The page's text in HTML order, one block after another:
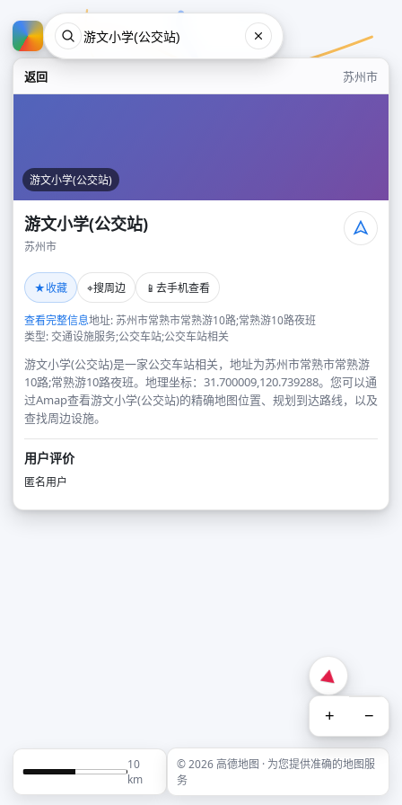
返回 苏州市
游文小学(公交站)
游文小学(公交站)
苏州市
★收藏 ⌖搜周边 📱 去手机查看
查看完整信息地址: 苏州市常熟市常熟游10路;常熟游10路夜班
类型: 交通设施服务;公交车站;公交车站相关
游文小学(公交站)是一家公交车站相关，地址为苏州市常熟市常熟游
10路;常熟游10路夜班。地理坐标：31.700009,120.739288。您可以通
过Amap查看游文小学(公交站)的精确地图位置、规划到达路线，以及
查找周边设施。
用户评价
匿名用户
+ −
10
km
© 2026 高德地图 · 为您提供准确的地图服
务